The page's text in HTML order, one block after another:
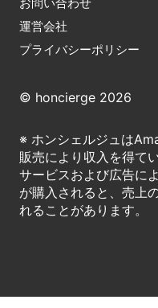
運営会社
プライバシーポリシー
© honcierge 2026
※ ホンシェルジュは
販売により収入を得て
サービスおよび広告に
が購入されると、売上
れることがあります。